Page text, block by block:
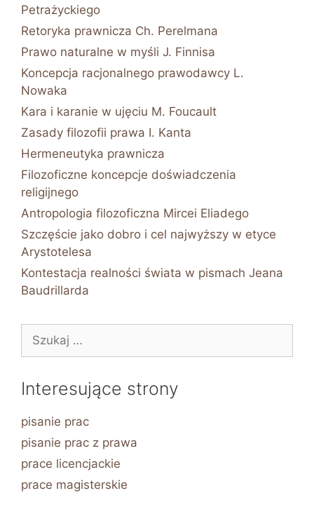
Petrażyckiego
Retoryka prawnicza Ch. Perelmana
Prawo naturalne w myśli J. Finnisa
Koncepcja racjonalnego prawodawcy L.
Nowaka
Kara i karanie w ujęciu M. Foucault
Zasady filozofii prawa I. Kanta
Hermeneutyka prawnicza
Filozoficzne koncepcje doświadczenia
religijnego
Antropologia filozoficzna Mircei Eliadego
Szczęście jako dobro i cel najwyższy w etyce
Arystotelesa
Kontestacja realności świata w pismach Jeana
Baudrillarda
Interesujące strony
pisanie prac
pisanie prac z prawa
prace licencjackie
prace magisterskie